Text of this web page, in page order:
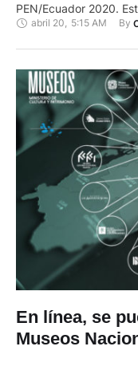
PEN/Ecuador 2020.
mantener viva la
abril 20, 5:15 AM By
En línea, se
Museos